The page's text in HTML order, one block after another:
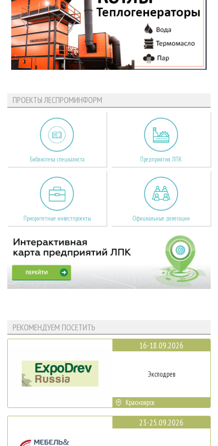
ПРОЕКТЫ ЛЕСПРОМИНФОРМ
Библиотека специалиста Предприятия ЛПК
Приоритетные инвестпроекты Официальные делегации
РЕКОМЕНДУЕМ ПОСЕТИТЬ
16-18.09.2026
Эксподрев
Красноярск
23-25.09.2026